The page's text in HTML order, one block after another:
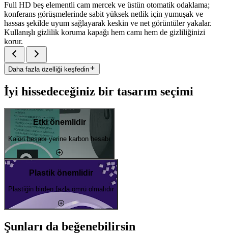
Full HD beş elementli cam mercek ve üstün otomatik odaklama;
konferans görüşmelerinde sabit yüksek netlik için yumuşak ve
hassas şekilde uyum sağlayarak keskin ve net görüntüler yakalar.
Kullanışlı gizlilik koruma kapağı hem camı hem de gizliliğinizi
korur.
Daha fazla özelliği keşfedin
İyi hissedeceğiniz bir tasarım seçimi
Etki önemlidir
Kalori hesabı yerine karbon hesabı
Plastik önemlidir
Plastiğin birden fazla ömrü olmalıdır
Şunları da beğenebilirsin